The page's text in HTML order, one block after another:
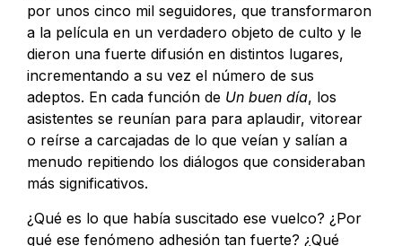
por unos cinco mil seguidores, que transformaron
a la película en un verdadero objeto de culto y le
dieron una fuerte difusión en distintos lugares,
incrementando a su vez el número de sus
adeptos. En cada función de Un buen día, los
asistentes se reunían para para aplaudir, vitorear
o reírse a carcajadas de lo que veían y salían a
menudo repitiendo los diálogos que consideraban
más significativos.
¿Qué es lo que había suscitado ese vuelco? ¿Por
qué ese fenómeno adhesión tan fuerte? ¿Qué